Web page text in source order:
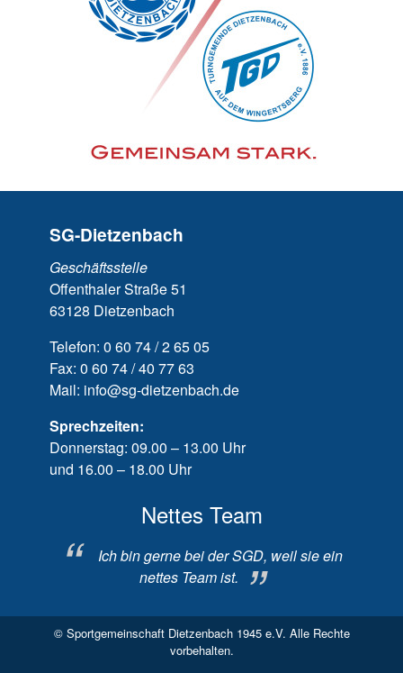
SG-Dietzenbach
Geschäftsstelle
Offenthaler Straße 51
63128 Dietzenbach
Telefon: 0 60 74 / 2 65 05
Fax: 0 60 74 / 40 77 63
Mail: info@sg-dietzenbach.de
Sprechzeiten:
Donnerstag: 09.00 – 13.00 Uhr
und 16.00 – 18.00 Uhr
SGD, weil sie ein
Spaß im Verein
Ich bin gerne bei der SGD, weil mir
Arbeit im Verein Spaß macht.
© Sportgemeinschaft Dietzenbach 1945 e.V. Alle Rechte
vorbehalten.